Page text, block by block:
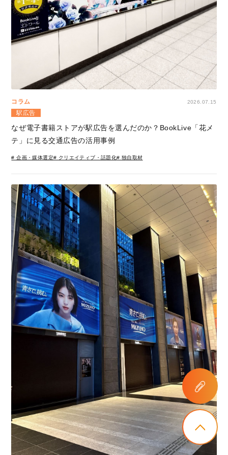
コラム 2026.07.15
駅広告
なぜ電子書籍ストアが駅広告を選んだのか？BookLive「花メ
テ」に見る交通広告の活用事例
# 企画・媒体選定# クリエイティブ・話題化# 独自取材